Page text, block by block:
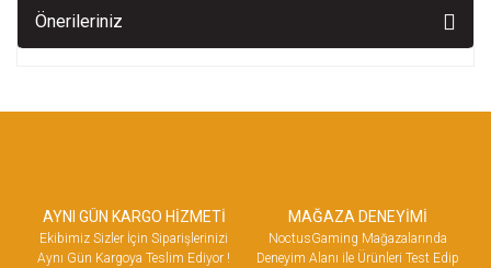
Önerileriniz
AYNI GÜN KARGO HİZMETİ
Ekibimiz Sizler İçin Siparişlerinizi
Aynı Gün Kargoya Teslim Ediyor !
MAĞAZA DENEYİMİ
NoctusGaming Mağazalarında
Deneyim Alanı ile Ürünleri Test Edip